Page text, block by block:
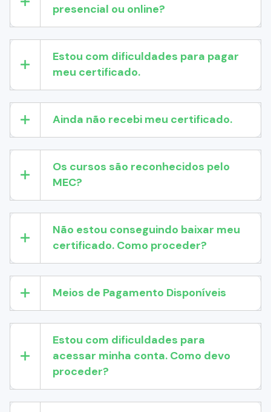
presencial ou online?
Estou com dificuldades para pagar
meu certificado.
Ainda não recebi meu certificado.
Os cursos são reconhecidos pelo
MEC?
Não estou conseguindo baixar meu
certificado. Como proceder?
Meios de Pagamento Disponíveis
Estou com dificuldades para
acessar minha conta. Como devo
proceder?